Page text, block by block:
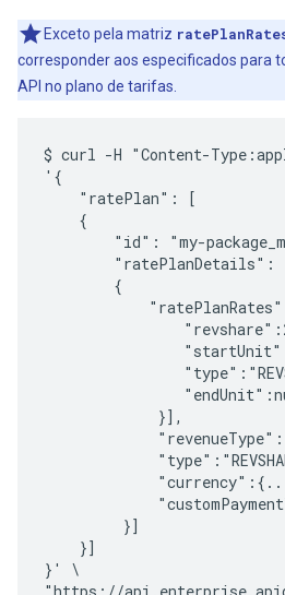
Exceto pela matriz
corresponder aos especificados para
API no plano de tarifas.
$ curl -H "Content-
'{
    "ratePlan": [
    {
"id": "my-
"ratePlanDetails":
        {
             }],
         }]
    }]
}' \